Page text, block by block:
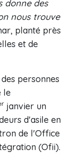
donne des
nous trouve
planté près
et de
personnes
le
janvier un
d'asile en
de l'Office
(Ofii).